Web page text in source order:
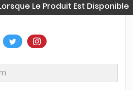
Le Produit Est Disponible